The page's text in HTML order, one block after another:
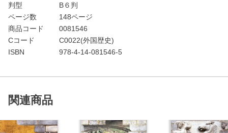
判型
B６判
ページ数
148ページ
商品コード
0081546
Cコード
C0022(外国歴史)
ISBN
978-4-14-081546-5
関連商品